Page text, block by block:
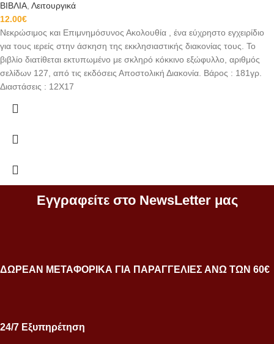
ΒΙΒΛΙΑ, Λειτουργικά
12.00€
Νεκρώσιμος και Επιμνημόσυνος Ακολουθία , ένα εύχρηστο εγχειρίδιο
για τους ιερείς στην άσκηση της εκκλησιαστικής διακονίας τους. Το
βιβλίο διατίθεται εκτυπωμένο με σκληρό κόκκινο εξώφυλλο, αριθμός
σελίδων 127, από τις εκδόσεις Αποστολική Διακονία. Βάρος : 181γρ.
Διαστάσεις : 12Χ17
Εγγραφείτε στο NewsLetter μας
ΔΩΡΕΑΝ ΜΕΤΑΦΟΡΙΚΑ ΓΙΑ ΠΑΡΑΓΓΕΛΙΕΣ ΑΝΩ ΤΩΝ 60€
24/7 Εξυπηρέτηση